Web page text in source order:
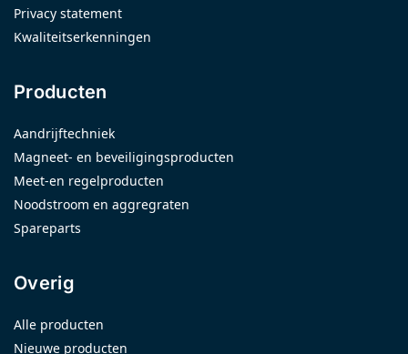
Privacy statement
Kwaliteitserkenningen
Producten
Aandrijftechniek
Magneet- en beveiligingsproducten
Meet-en regelproducten
Noodstroom en aggregraten
Spareparts
Overig
Alle producten
Nieuwe producten